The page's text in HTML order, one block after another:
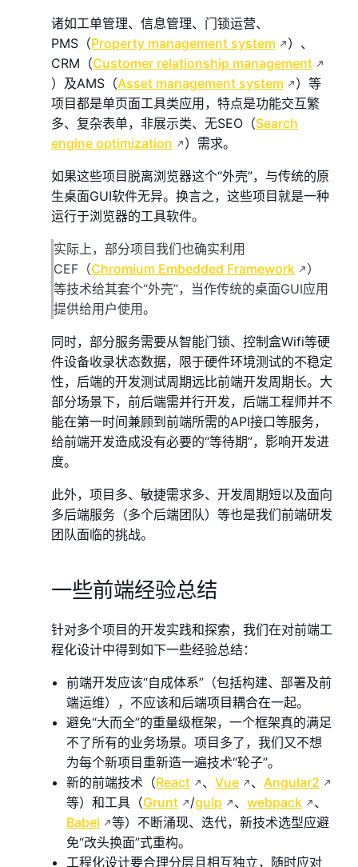
诸如工单管理、信息管理、门锁运营、
PMS（Property management system
）、
CRM（Customer relationship management
）及AMS（Asset management system
）等
项目都是单页面工具类应用，特点是功能交互繁
多、复杂表单，非展示类、无SEO（Search
engine optimization
）需求。
如果这些项目脱离浏览器这个“外壳”，与传统的原
生桌面GUI软件无异。换言之，这些项目就是一种
运行于浏览器的工具软件。
实际上，部分项目我们也确实利用
CEF（Chromium Embedded Framework
）
等技术给其套个“外壳”，当作传统的桌面GUI应用
提供给用户使用。
同时，部分服务需要从智能门锁、控制盒Wifi等硬
件设备收录状态数据，限于硬件环境测试的不稳定
性，后端的开发测试周期远比前端开发周期长。大
部分场景下，前后端需并行开发，后端工程师并不
能在第一时间兼顾到前端所需的API接口等服务，
给前端开发造成没有必要的“等待期”，影响开发进
度。
此外，项目多、敏捷需求多、开发周期短以及面向
多后端服务（多个后端团队）等也是我们前端研发
团队面临的挑战。
一些前端经验总结
针对多个项目的开发实践和探索，我们在对前端工
程化设计中得到如下一些经验总结：
前端开发应该“自成体系”（包括构建、部署及前
端运维），不应该和后端项目耦合在一起。
避免“大而全”的重量级框架，一个框架真的满足
不了所有的业务场景。项目多了，我们又不想
为每个新项目重新造一遍技术“轮子”。
新的前端技术（React 、Vue 、Angular2
等）和工具（Grunt /gulp 、webpack
、
Babel
等）不断涌现、迭代，新技术选型应避
免“改头换面”式重构。
工程化设计要合理分层且相互独立，随时应对